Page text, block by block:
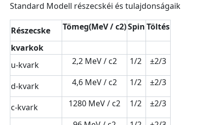
Standard Modell részecskéi és tulajdonságaik
Részecske Tömeg(MeV / c2)SpinTöltés
kvarkok
u-kvark
2,2 MeV / c2 1/2 ±2/3
d-kvark 4,6 MeV / c2 1/2 ±2/3
c-kvark 1280 MeV / c2 1/2 ±2/3